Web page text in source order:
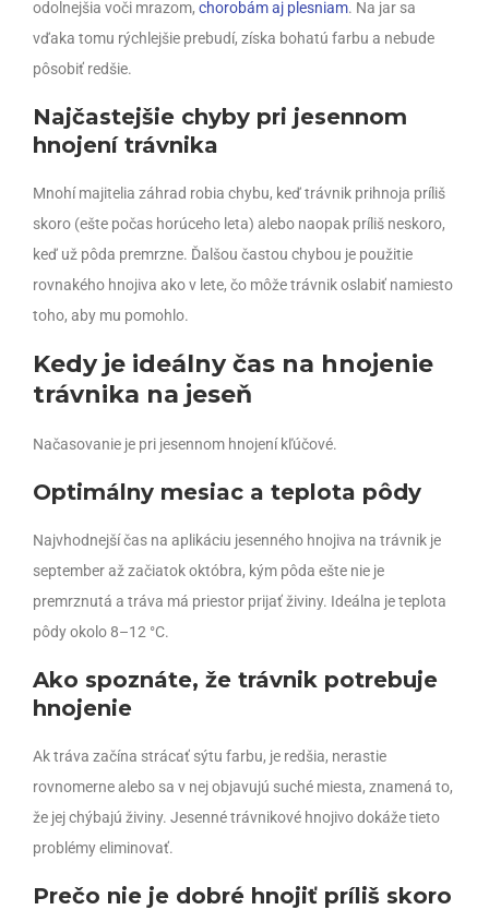
odolnejšia voči mrazom, chorobám aj plesniam. Na jar sa
vďaka tomu rýchlejšie prebudí, získa bohatú farbu a nebude
pôsobiť redšie.
Najčastejšie chyby pri jesennom
hnojení trávnika
Mnohí majitelia záhrad robia chybu, keď trávnik prihnoja príliš
skoro (ešte počas horúceho leta) alebo naopak príliš neskoro,
keď už pôda premrzne. Ďalšou častou chybou je použitie
rovnakého hnojiva ako v lete, čo môže trávnik oslabiť namiesto
toho, aby mu pomohlo.
Kedy je ideálny čas na hnojenie
trávnika na jeseň
Načasovanie je pri jesennom hnojení kľúčové.
Optimálny mesiac a teplota pôdy
Najvhodnejší čas na aplikáciu jesenného hnojiva na trávnik je
september až začiatok októbra, kým pôda ešte nie je
premrznutá a tráva má priestor prijať živiny. Ideálna je teplota
pôdy okolo 8–12 °C.
Ako spoznáte, že trávnik potrebuje
hnojenie
Ak tráva začína strácať sýtu farbu, je redšia, nerastie
rovnomerne alebo sa v nej objavujú suché miesta, znamená to,
že jej chýbajú živiny. Jesenné trávnikové hnojivo dokáže tieto
problémy eliminovať.
Prečo nie je dobré hnojiť príliš skoro